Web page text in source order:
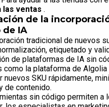
las ventas .
de la
IA
tradicional de nuevos
etiquetado y
de plataformas de IA sin
como la plataforma de
nuevos SKU rápidamente,
de contenido.
sin código permiten